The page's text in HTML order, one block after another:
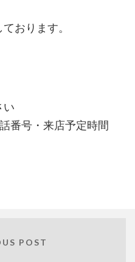
おります。
い
番号・来店予定時間
POST